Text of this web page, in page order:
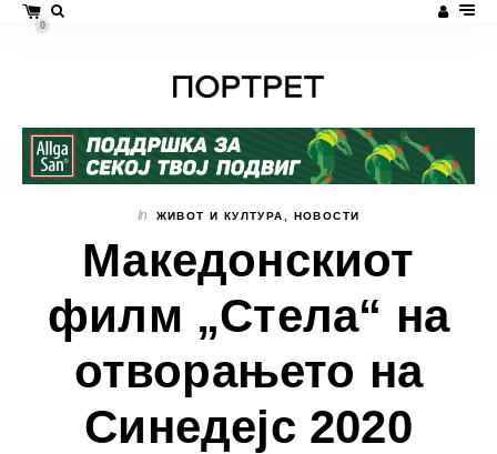
0
In ЖИВОТ И КУЛТУРА НОВОСТИ
Македонскиот
филм „Стела“ на
отворањето на
Синедејс 2020